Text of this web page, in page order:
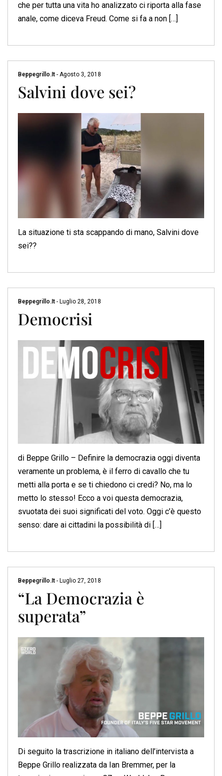
che per tutta una vita ho analizzato ci riporta alla fase
anale, come diceva Freud. Come si fa a non […]
Beppegrillo.it - Agosto 3, 2018
Salvini dove sei?
La situazione ti sta scappando di mano, Salvini dove
sei??
Beppegrillo.it - Luglio 28, 2018
Democrisi
di Beppe Grillo – Definire la democrazia oggi diventa
veramente un problema, è il ferro di cavallo che tu
metti alla porta e se ti chiedono ci credi? No, ma lo
metto lo stesso! Ecco a voi questa democrazia,
svuotata dei suoi significati del voto. Oggi c’è questo
senso: dare ai cittadini la possibilità di […]
Beppegrillo.it - Luglio 27, 2018
“La Democrazia è
superata”
Di seguito la trascrizione in italiano dell’intervista a
Beppe Grillo realizzata da Ian Bremmer, per la